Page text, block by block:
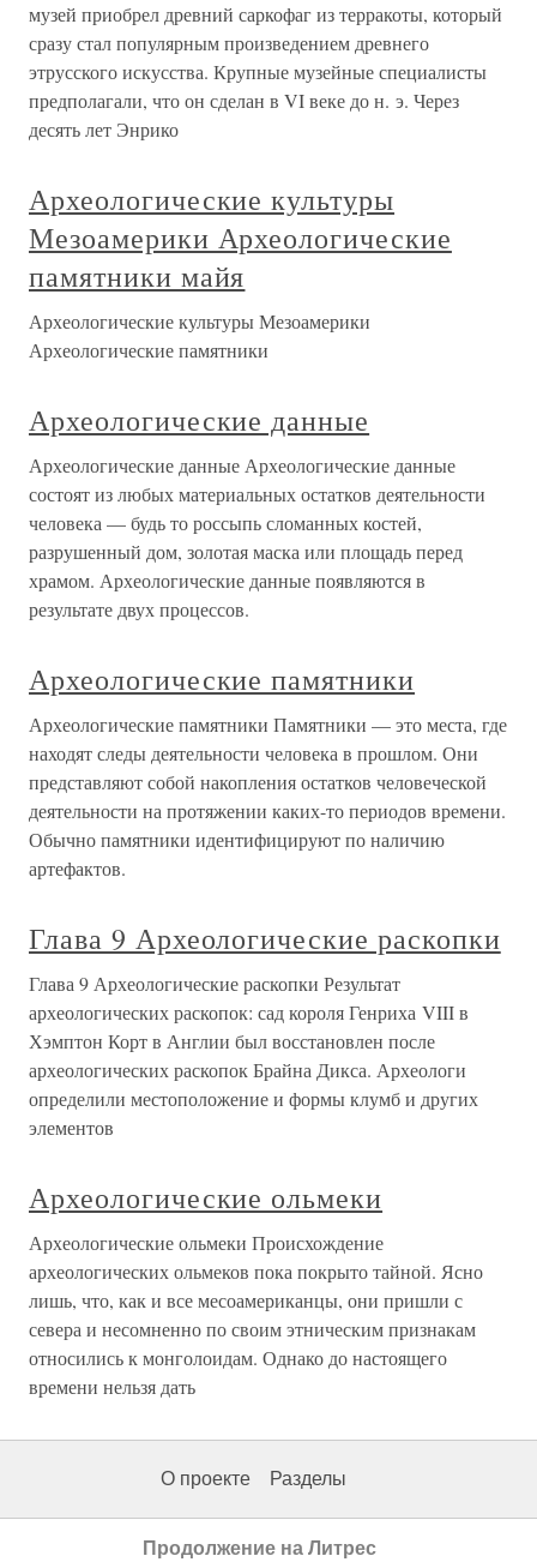
музей приобрел древний саркофаг из терракоты, который
сразу стал популярным произведением древнего
этрусского искусства. Крупные музейные специалисты
предполагали, что он сделан в VI веке до н. э. Через
десять лет Энрико
Археологические культуры
Мезоамерики Археологические
памятники майя
Археологические культуры Мезоамерики
Археологические памятники
Археологические данные
Археологические данные Археологические данные
состоят из любых материальных остатков деятельности
человека — будь то россыпь сломанных костей,
разрушенный дом, золотая маска или площадь перед
храмом. Археологические данные появляются в
результате двух процессов.
Археологические памятники
Археологические памятники Памятники — это места, где
находят следы деятельности человека в прошлом. Они
представляют собой накопления остатков человеческой
деятельности на протяжении каких-то периодов времени.
Обычно памятники идентифицируют по наличию
артефактов.
Глава 9 Археологические раскопки
Глава 9 Археологические раскопки Результат
археологических раскопок: сад короля Генриха VIII в
Хэмптон Корт в Англии был восстановлен после
археологических раскопок Брайна Дикса. Археологи
определили местоположение и формы клумб и других
элементов
Археологические ольмеки
Археологические ольмеки Происхождение
археологических ольмеков пока покрыто тайной. Ясно
лишь, что, как и все месоамериканцы, они пришли с
севера и несомненно по своим этническим признакам
относились к монголоидам. Однако до настоящего
времени нельзя дать
О проекте Разделы
Продолжение на Литрес